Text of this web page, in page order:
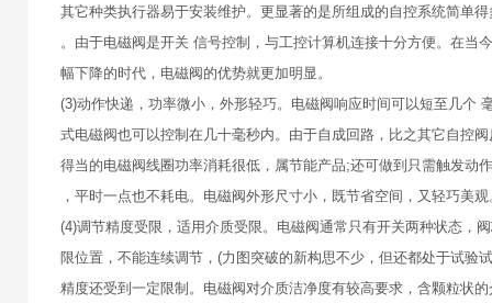
其它种类执行器易于安装维护。更显著的是所组成的自控系统简单
。由于电磁阀是开关 信号控制，与工控计算机连接十分方便。在当
幅下降的时代，电磁阀的优势就更加明显。
(3)动作快递，功率微小，外形轻巧。电磁阀响应时间可以短至几个
式电磁阀也可以控制在几十毫秒内。由于自成回路，比之其它自控
得当的电磁阀线圈功率消耗很低，属节能产品;还可做到只需触发动
，平时一点也不耗电。电磁阀外形尺寸小，既节省空间，又轻巧美观
(4)调节精度受限，适用介质受限。电磁阀通常只有开关两种状态，
限位置，不能连续调节，(力图突破的新构思不少，但还都处于试验
精度还受到一定限制。电磁阀对介质洁净度有较高要求，含颗粒状